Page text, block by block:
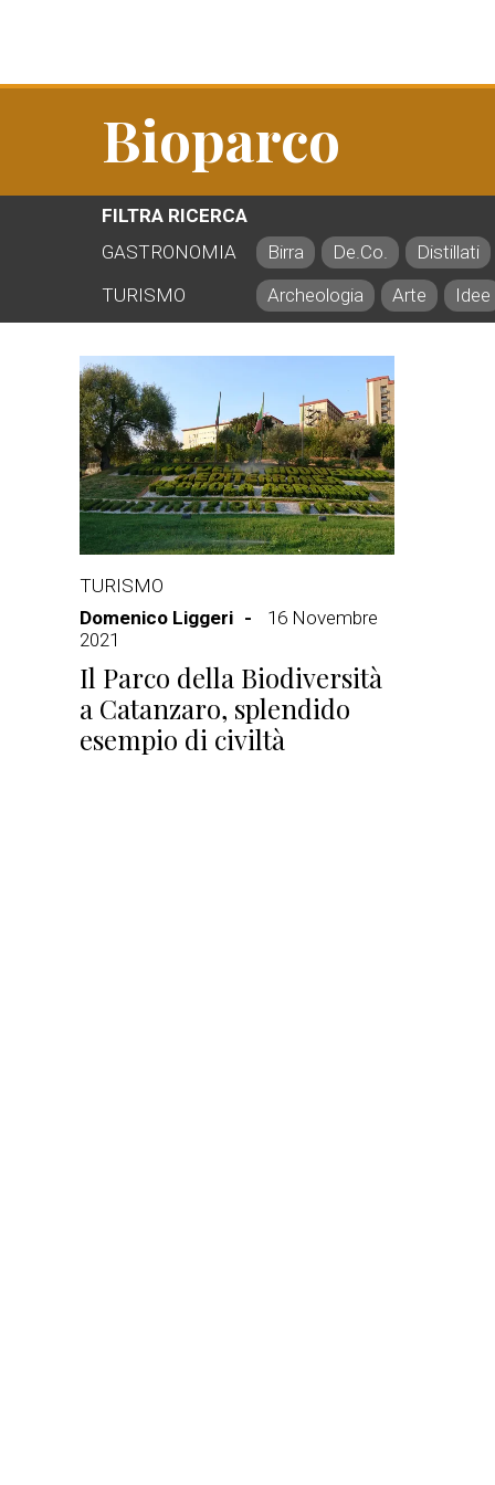
Bioparco
FILTRA RICERCA
GASTRONOMIA
Birra De.Co.
Distillati
TURISMO
Archeologia Arte Idee
TURISMO
Domenico Liggeri
16 Novembre
2021
Il Parco della Biodiversità
a Catanzaro, splendido
esempio di civiltà